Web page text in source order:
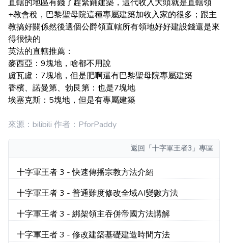
直轄的地區有錢了趕緊鋪建築，這代收入大頭就是直轄領
+教會稅，巴黎聖母院這種專屬建築加收入家的很多；跟主
教搞好關係然後選個公爵領直轄所有領地好好建設錢還是來
得很快的
英法的直轄推薦：
麥西亞：9塊地，啥都不用說
盧瓦盧：7塊地，但是肥啊還有巴黎聖母院專屬建築
香檳、諾曼第、勃艮第：也是7塊地
埃塞克斯：5塊地，但是有專屬建築
來源：bilibili 作者：PforPaddy
返回 「十字軍王者3」專區
十字軍王者 3 - 快速傳播宗教方法介紹
十字軍王者 3 - 普通難度修改全域AI變數方法
十字軍王者 3 - 綁架領主吞併帝國方法講解
十字軍王者 3 - 修改建築基礎建造時間方法